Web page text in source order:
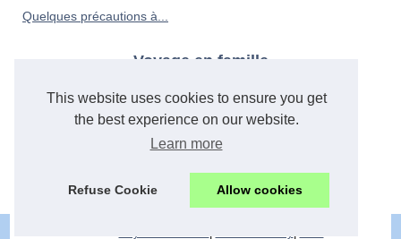
This website uses cookies to ensure you get
the best experience on our website.
Learn more
Refuse Cookie Allow cookies
Quelques précautions à...
Voyage en famille
Trouver un camping dans les...
Partir en Vacances en Croatie...